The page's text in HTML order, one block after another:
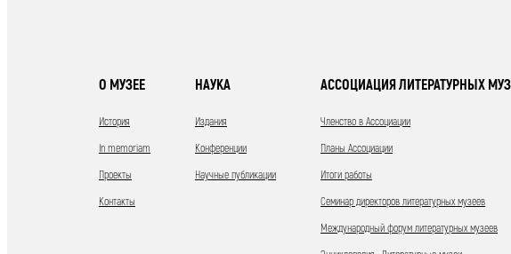
О МУЗЕЕ
История
In memoriam
Проекты
Контакты
НАУКА
Издания
Конференции
Научные публикации
АССОЦИАЦИЯ ЛИТЕРАТУРНЫХ
Членство в Ассоциации
Планы Ассоциации
Итоги работы
Семинар директоров литературных музеев
Международный форум литературных музеев